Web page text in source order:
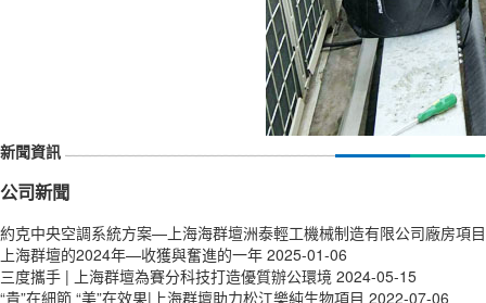
新聞資訊
公司新聞
約克中央空調系統方案—上海海群壇洲泰輕工機械制造有限公司廠房項目
上海群壇的2024年—收獲與奮進的一年 2025-01-06
三度攜手 | 上海群壇為賽分科技打造優質辦公環境 2024-05-15
“貴”在細節 “美”在效果|上海群壇助力松江樂純生物項目 2022-07-06